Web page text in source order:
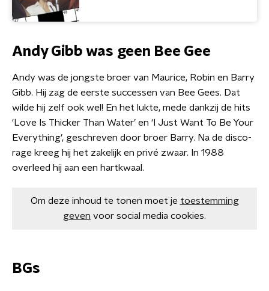
Andy Gibb was geen Bee Gee
Andy was de jongste broer van Maurice, Robin en Barry
Gibb. Hij zag de eerste successen van Bee Gees. Dat
wilde hij zelf ook wel! En het lukte, mede dankzij de hits
‘Love Is Thicker Than Water’ en ‘I Just Want To Be Your
Everything’, geschreven door broer Barry. Na de disco-
rage kreeg hij het zakelijk en privé zwaar. In 1988
overleed hij aan een hartkwaal.
Om deze inhoud te tonen moet je toestemming
geven voor social media cookies.
BGs